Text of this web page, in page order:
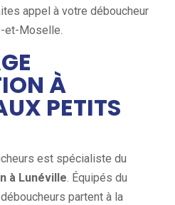
appel à votre déboucheur
et-Moselle.
À
PETITS
est spécialiste du
à Lunéville. Équipés du
partent à la